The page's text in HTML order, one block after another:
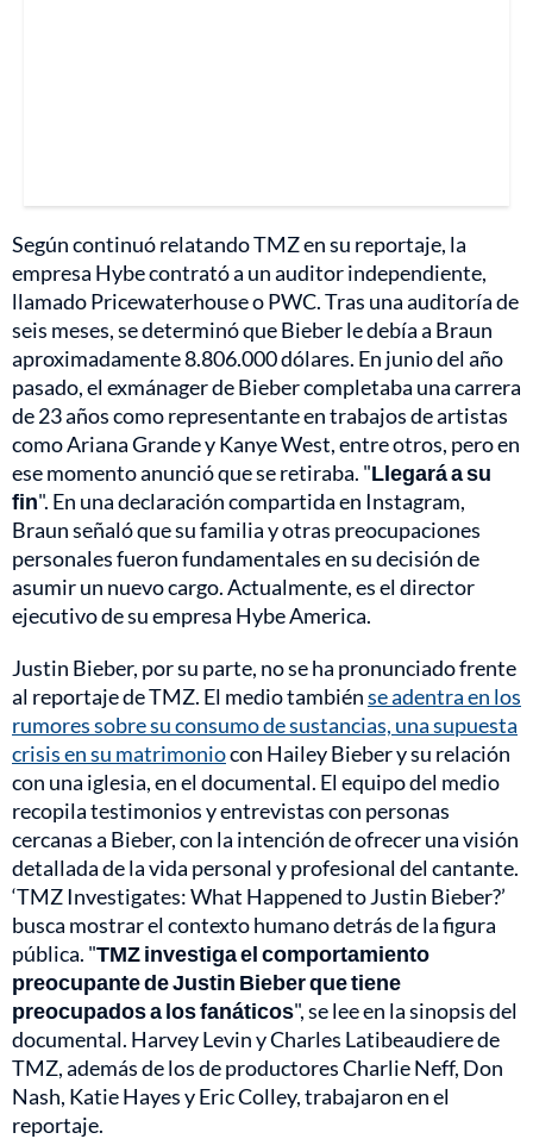
Según continuó relatando TMZ en su reportaje, la
empresa Hybe contrató a un auditor independiente,
llamado Pricewaterhouse o PWC. Tras una auditoría de
seis meses, se determinó que Bieber le debía a Braun
aproximadamente 8.806.000 dólares. En junio del año
pasado, el exmánager de Bieber completaba una carrera
de 23 años como representante en trabajos de artistas
como Ariana Grande y Kanye West, entre otros, pero en
ese momento anunció que se retiraba. "Llegará a su
fin". En una declaración compartida en Instagram,
Braun señaló que su familia y otras preocupaciones
personales fueron fundamentales en su decisión de
asumir un nuevo cargo. Actualmente, es el director
ejecutivo de su empresa Hybe America.
Justin Bieber, por su parte, no se ha pronunciado frente
al reportaje de TMZ. El medio tambiénse adentra en los
rumores sobre su consumo de sustancias, una supuesta
crisis en su matrimoniocon Hailey Bieber y su relación
con una iglesia, en el documental. El equipo del medio
recopila testimonios y entrevistas con personas
cercanas a Bieber, con la intención de ofrecer una visión
detallada de la vida personal y profesional del cantante.
‘TMZ Investigates: What Happened to Justin Bieber?’
busca mostrar el contexto humano detrás de la figura
pública. "TMZ investiga el comportamiento
preocupante de Justin Bieber que tiene
preocupados a los fanáticos", se lee en la sinopsis del
documental. Harvey Levin y Charles Latibeaudiere de
TMZ, además de los de productores Charlie Neff, Don
Nash, Katie Hayes y Eric Colley, trabajaron en el
reportaje.